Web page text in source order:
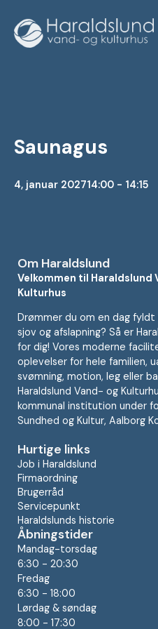
Saunagus
4, januar 202714:00 - 14:15
Om Haraldslund
Velkommen til Haraldslund
Kulturhus
Drømmer du om en dag
sjov og afslapning? Så er
for dig! Vores moderne
oplevelser for hele familien,
svømning, motion, leg eller
Haraldslund Vand- og
kommunal institution under
Sundhed og Kultur, Aalborg
Hurtige links
Job i Haraldslund
Firmaordning
Brugerråd
Servicepunkt
Haraldslunds historie
Åbningstider
Mandag-torsdag
6:30 - 20:30
Fredag
6:30 - 18:00
Lørdag & søndag
8:00 - 17:30